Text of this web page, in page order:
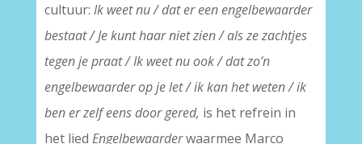
cultuur: Ik weet nu / dat er een engelbewaarder
bestaat / Je kunt haar niet zien / als ze zachtjes
tegen je praat / Ik weet nu ook / dat zo’n
engelbewaarder op je let / ik kan het weten / ik
ben er zelf eens door gered, is het refrein in
het lied Engelbewaarderwaarmee Marco